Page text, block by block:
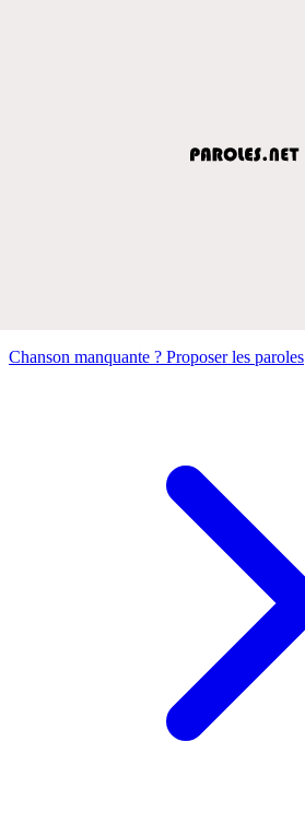
Chanson manquante ? Proposer les paroles